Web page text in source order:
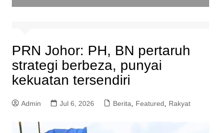
PRN Johor: PH, BN pertaruh
strategi berbeza, punyai
kekuatan tersendiri
Admin Jul 6, 2026 Berita, Featured, Rakyat